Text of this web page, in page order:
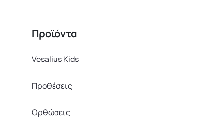
Προϊόντα
Vesalius Kids
Προθέσεις
Ορθώσεις